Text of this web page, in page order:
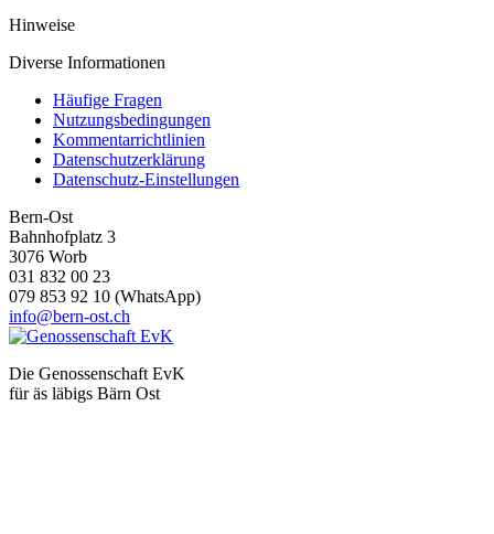
Hinweise
Diverse Informationen
Häufige Fragen
Nutzungsbedingungen
Kommentarrichtlinien
Datenschutzerklärung
Datenschutz-Einstellungen
Bern-Ost
Bahnhofplatz 3
3076 Worb
031 832 00 23
079 853 92 10 (WhatsApp)
info@bern-ost.ch
Die Genossenschaft EvK
für äs läbigs Bärn Ost